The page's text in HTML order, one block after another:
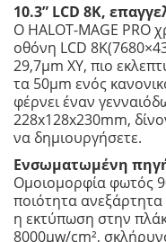
10.3” LCD 8K,
Ο HALOT-MAGE PRO
οθόνη LCD
29,7μm XY, πιο
τα 50μm ενός
φέρνει έναν
228x128x230mm,
να δημιουργήσετε.
Ενσωματωμένη
Ομοιομορφία φωτός
ποιότητα
η εκτύπωση στην
8000μw/cm²,